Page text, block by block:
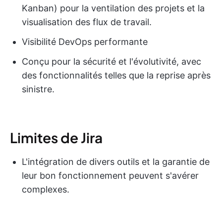
Kanban) pour la ventilation des projets et la
visualisation des flux de travail.
Visibilité DevOps performante
Conçu pour la sécurité et l'évolutivité, avec
des fonctionnalités telles que la reprise après
sinistre.
Limites de Jira
L'intégration de divers outils et la garantie de
leur bon fonctionnement peuvent s'avérer
complexes.